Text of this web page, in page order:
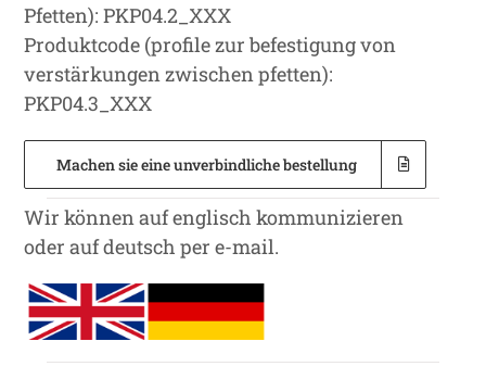
Pfetten): PKP04.2_XXX
Produktcode (profile zur befestigung von
verstärkungen zwischen pfetten):
PKP04.3_XXX
Machen sie eine unverbindliche bestellung
Wir können auf englisch kommunizieren
oder auf deutsch per e-mail.